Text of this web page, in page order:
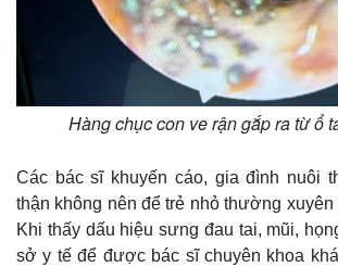
E-
Infographic
Hàng chục con ve rận gắp ra từ ổ
Các bác sĩ khuyến cáo, gia đình nuôi
thận không nên để trẻ nhỏ thường xuyên
Khi thấy dấu hiệu sưng đau tai, mũi,
sở y tế để được bác sĩ chuyên khoa